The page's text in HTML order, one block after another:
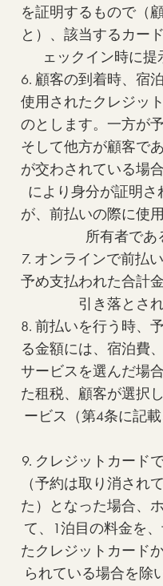
を証明するもので（
と）、該当するカー
ェックイン時に提
6. 顧客の到着時、宿
使用されたクレジッ
のとします。一方が
そして他方が顧客で
が交わされている場
により身分が証明
が、前払いの際に使
所有者であ
7. オンラインで前払
予め支払われた合計
引き落とさ
8. 前払いを行う時、
る金額には、宿泊費
サービスを選んだ場
た租税、顧客が選択
ービス（第4条に記
9. クレジットカード
（予約は取り消され
た）となった場合、
て、1泊目の料金を
たクレジットカード
られている場合を除